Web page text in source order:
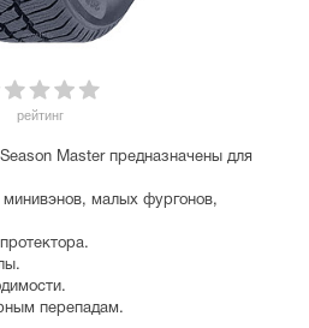
рейтинг
Master предназначены для
малых фургонов,
перепадам.